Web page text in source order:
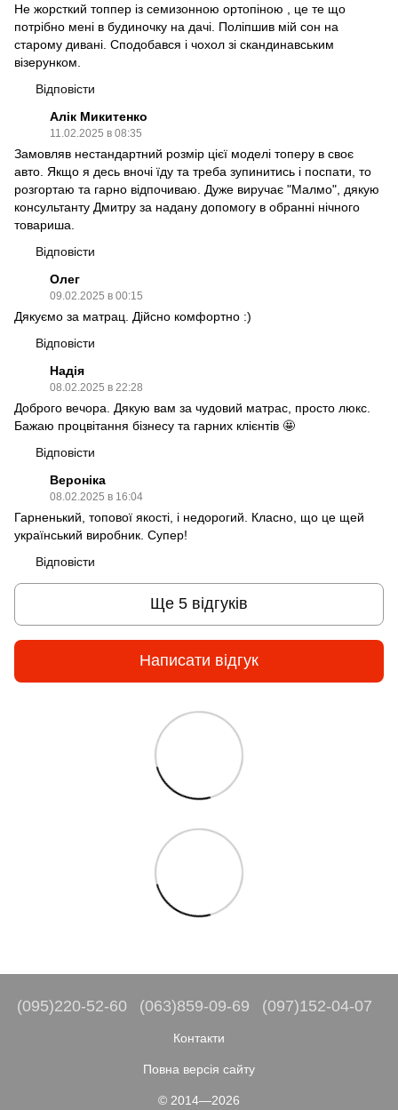
Не жорсткий топпер із семизонною ортопіною , це те що
потрібно мені в будиночку на дачі. Поліпшив мій сон на
старому дивані. Сподобався і чохол зі скандинавським
візерунком.
Відповісти
Алік Микитенко
11.02.2025 в 08:35
Замовляв нестандартний розмір цієї моделі топеру в своє
авто. Якщо я десь вночі їду та треба зупинитись і поспати, то
розгортаю та гарно відпочиваю. Дуже виручає "Малмо", дякую
консультанту Дмитру за надану допомогу в обранні нічного
товариша.
Відповісти
Олег
09.02.2025 в 00:15
Дякуємо за матрац. Дійсно комфортно :)
Відповісти
Надія
08.02.2025 в 22:28
Доброго вечора. Дякую вам за чудовий матрас, просто люкс.
Бажаю процвітання бізнесу та гарних клієнтів 🤩
Відповісти
Вероніка
08.02.2025 в 16:04
Гарненький, топової якості, і недорогий. Класно, що це щей
український виробник. Супер!
Відповісти
Ще 5 відгуків
Написати відгук
(095)220-52-60 (063)859-09-69 (097)152-04-07
Контакти
Повна версія сайту
© 2014—2026